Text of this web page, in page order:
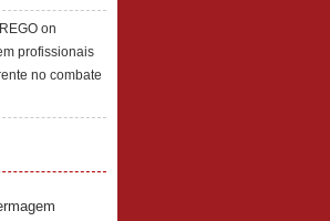
on
profissionais
no combate